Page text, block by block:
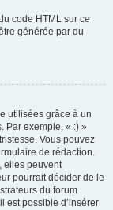
code HTML sur ce
générée par du
utilisées grâce à un
Par exemple, « :) »
Vous pouvez
de rédaction.
elles peuvent
pourrait décider de le
du forum
est possible d’insérer